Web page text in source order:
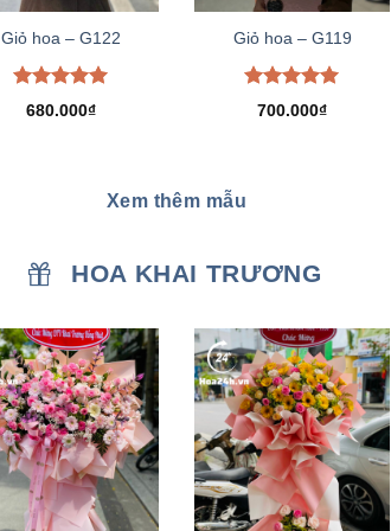
Giỏ hoa – G122
Được xếp
hạng5.00
680.000₫
Giỏ hoa – G119
Được xếp
hạng5.00
700.000₫
Xem thêm mẫu
HOA KHAI TRƯƠNG